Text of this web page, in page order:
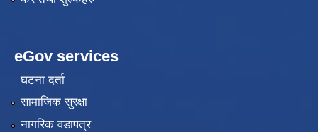
eGov services
घटना दर्ता
सामाजिक सुरक्षा
नागरिक वडापत्र